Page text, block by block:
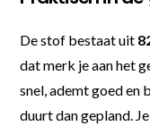
De stof bestaat uit
dat merk je aan het
snel, ademt goed en
duurt dan gepland.